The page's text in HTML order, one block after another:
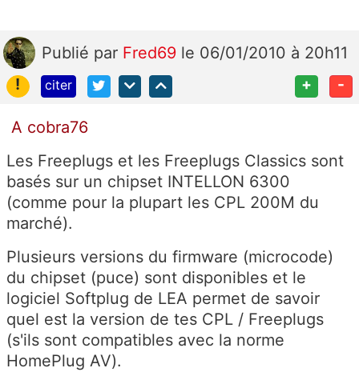
Publié par Fred69 le 06/01/2010 à 20h11
!
citer + -
A cobra76
Les Freeplugs et les Freeplugs Classics sont
basés sur un chipset INTELLON 6300
(comme pour la plupart les CPL 200M du
marché).
Plusieurs versions du firmware (microcode)
du chipset (puce) sont disponibles et le
logiciel Softplug de LEA permet de savoir
quel est la version de tes CPL / Freeplugs
(s'ils sont compatibles avec la norme
HomePlug AV).